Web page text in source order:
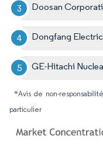
Doosan
Dongfang
GE-Hitachi
*Avis de non-
particulier